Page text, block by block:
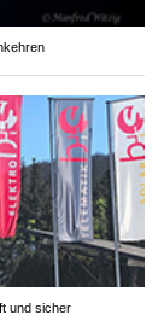
und sicher